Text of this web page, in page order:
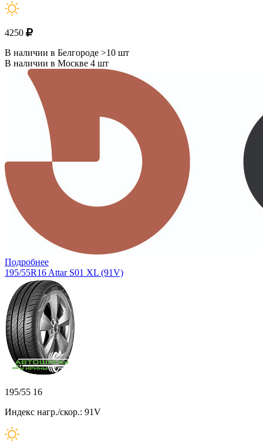
4250
В наличии в Белгороде >10 шт
В наличии в Москве 4 шт
Подробнее
195/55R16 Attar S01 XL (91V)
195/55 16
Индекс нагр./скор.: 91V